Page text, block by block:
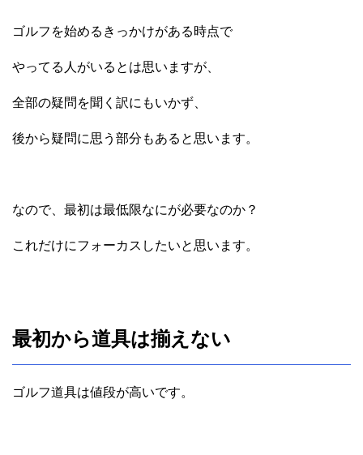
ゴルフを始めるきっかけがある時点で
やってる人がいるとは思いますが、
全部の疑問を聞く訳にもいかず、
後から疑問に思う部分もあると思います。
なので、最初は最低限なにが必要なのか？
これだけにフォーカスしたいと思います。
最初から道具は揃えない
ゴルフ道具は値段が高いです。